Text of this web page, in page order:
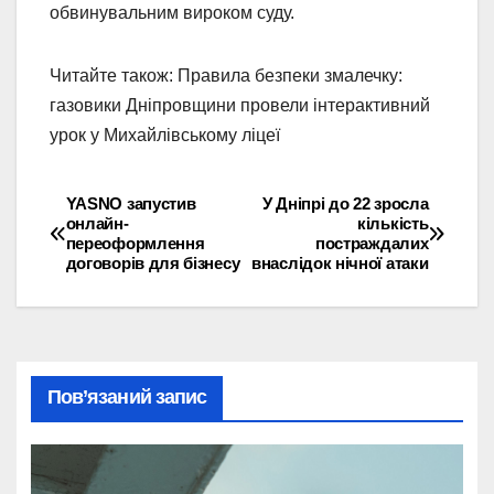
обвинувальним вироком суду.
Читайте також: Правила безпеки змалечку:
газовики Дніпровщини провели інтерактивний
урок у Михайлівському ліцеї
Навігація
записів
У Дніпрі до 22 зросла
кількість
постраждалих
внаслідок нічної атаки
YASNO запустив
онлайн-
переоформлення
договорів для бізнесу
Пов’язаний запис